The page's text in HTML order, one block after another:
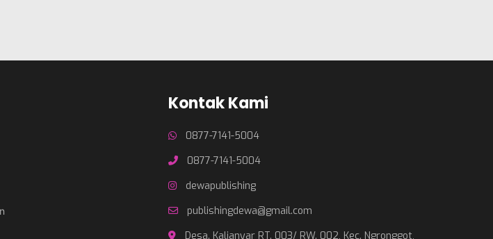
Kontak Kami
0877-7141-5004
0877-7141-5004
dewapublishing
publishingdewa@gmail.com
Desa. Kalianyar RT. 003/ RW. 002, Kec. Ngronggot,